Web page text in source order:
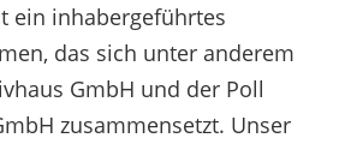
ein inhabergeführtes
das sich unter anderem
GmbH und der Poll
zusammensetzt. Unser